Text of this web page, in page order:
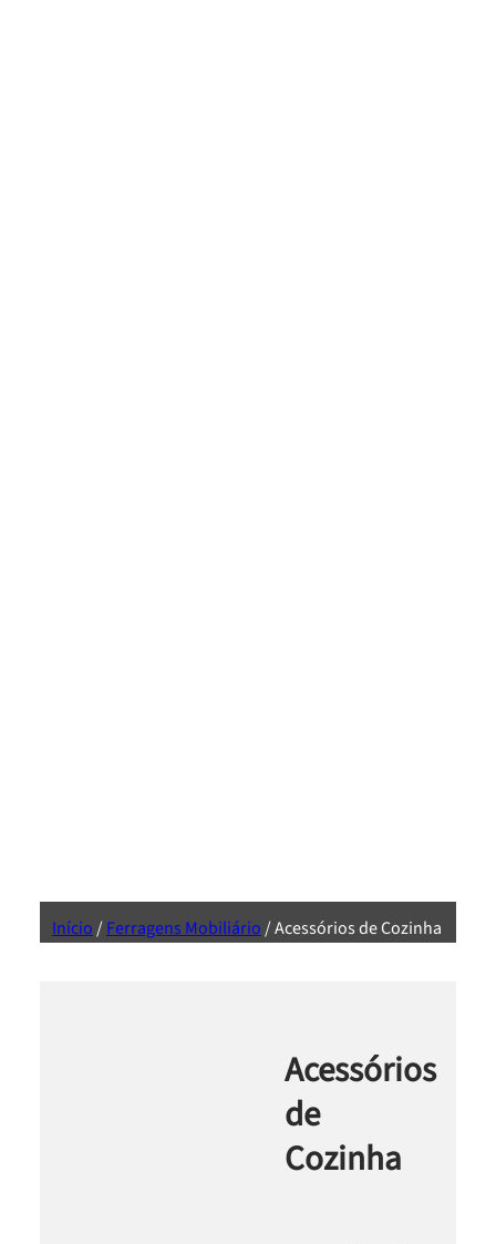
Início/Ferragens Mobiliário/ Acessórios de Cozinha
Acessórios
de
Cozinha